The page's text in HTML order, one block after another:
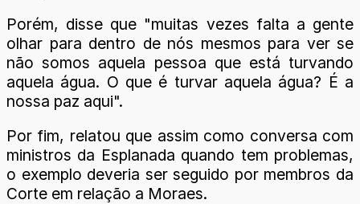
Porém, disse que "muitas vezes falta a gente
olhar para dentro de nós mesmos para ver se
não somos aquela pessoa que está turvando
aquela água. O que é turvar aquela água? É a
nossa paz aqui".
Por fim, relatou que assim como conversa com
ministros da Esplanada quando tem problemas,
o exemplo deveria ser seguido por membros da
Corte em relação a Moraes.